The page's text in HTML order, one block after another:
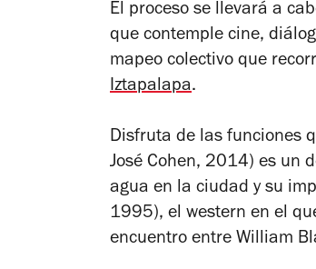
El proceso se llevará a
que contemple cine,
mapeo colectivo que
Iztapalapa.
Disfruta de las funciones
José Cohen, 2014) es un
agua en la ciudad y su
1995), el western en el
encuentro entre William